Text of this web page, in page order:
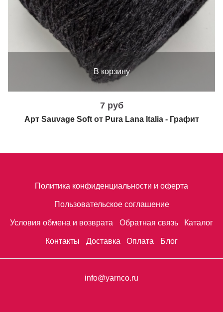
В корзину
7 руб
Арт Sauvage Soft от Pura Lana Italia - Графит
Политика конфиденциальности и оферта
Пользовательское соглашение
Условия обмена и возврата Обратная связь Каталог
Контакты Доставка Оплата Блог
info@yarnco.ru